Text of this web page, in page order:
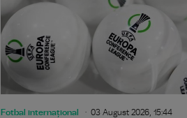
Fotbal internațional 03 August 2026, 15:44